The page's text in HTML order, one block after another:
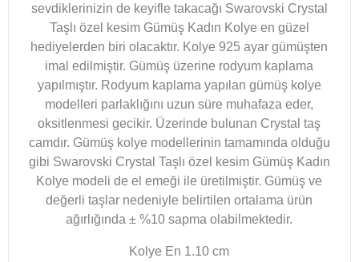
sevdiklerinizin de keyifle takacağı Swarovski Crystal
Taşlı özel kesim Gümüş Kadın Kolye en güzel
hediyelerden biri olacaktır. Kolye 925 ayar gümüşten
imal edilmiştir. Gümüş üzerine rodyum kaplama
yapılmıştır. Rodyum kaplama yapılan gümüş kolye
modelleri parlaklığını uzun süre muhafaza eder,
oksitlenmesi gecikir. Üzerinde bulunan Crystal taş
camdır. Gümüş kolye modellerinin tamamında olduğu
gibi Swarovski Crystal Taşlı özel kesim Gümüş Kadın
Kolye modeli de el emeği ile üretilmiştir. Gümüş ve
değerli taşlar nedeniyle belirtilen ortalama ürün
ağırlığında ± %10 sapma olabilmektedir.
Kolye En 1.10 cm